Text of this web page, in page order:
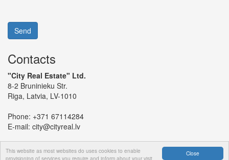
Close
This website as most websites do uses cookies to enable
provisioning of services you require and inform about your visit
Send
Contacts
"City Real Estate" Ltd.
8-2 Bruninieku Str.
Riga, Latvia, LV-1010
Phone: +371 67114284
E-mail: city@cityreal.lv